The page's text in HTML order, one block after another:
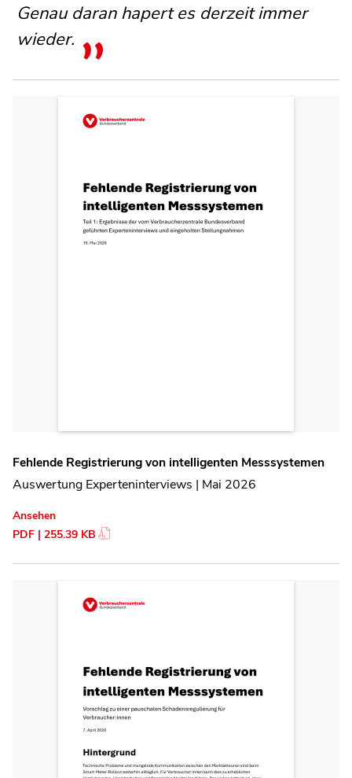
Genau daran hapert es derzeit immer
wieder.
Fehlende Registrierung von intelligenten Messsystemen
Auswertung Experteninterviews | Mai 2026
Ansehen
PDF | 255.39 KB